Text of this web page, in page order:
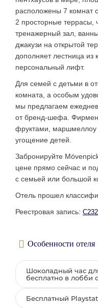
расположены 7 комнат
2 просторные террасы,
тренажерный зал,
джакузи на открытой
дополняет лестница из
персональный лифт.
Для семей с детьми в
комната, а особым
мы предлагаем
от бренд-шефа.
фруктами,
угощение детей.
Забронируйте
цене прямо сейчас и
с семьей или большой
Отель прошел
Реестровая запись:
Особенности отеля
Шоколадный час
бесплатно в лобби
Бесплатный